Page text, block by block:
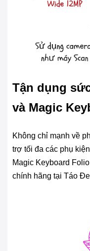
Tận dụng
và Magic
Không chỉ mạnh về
trợ tối đa các phụ
Magic Keyboard
chính hãng tại Táo